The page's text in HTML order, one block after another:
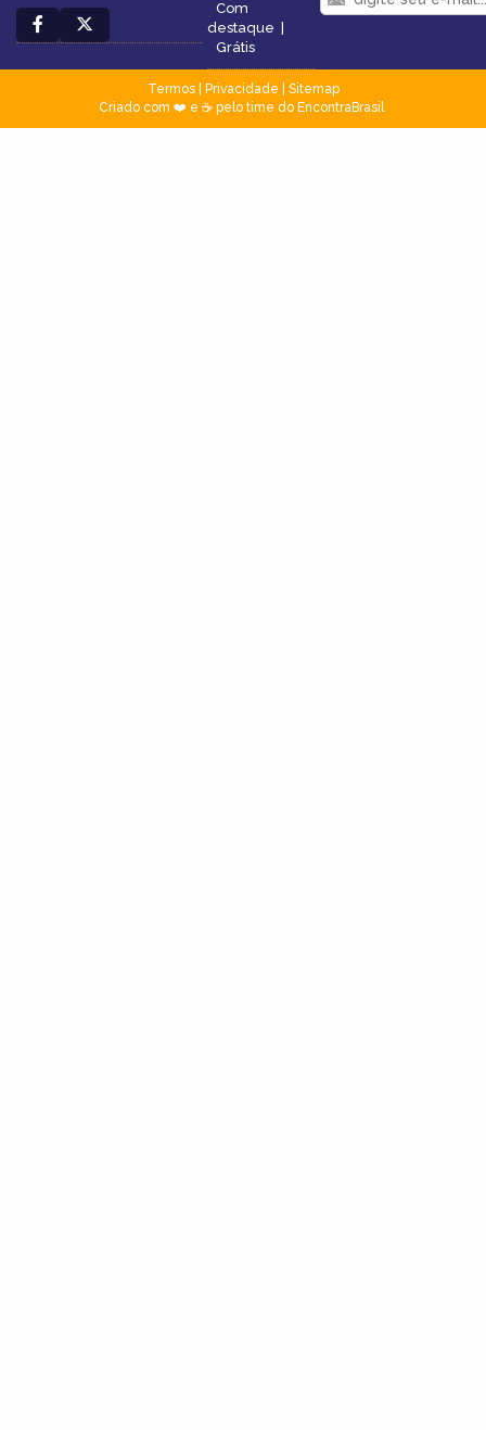
Com
destaque
Grátis
Termos| Privacidade
Sitemap
Criado com ❤️ e ☕ pelo time do EncontraBrasil